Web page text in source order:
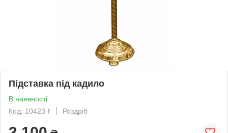
Підставка під кадило
В наявності
Код: 10423-f
Роздріб